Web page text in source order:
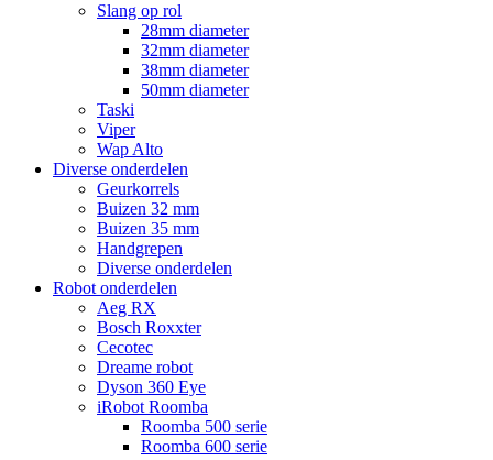
Slang op rol
28mm diameter
32mm diameter
38mm diameter
50mm diameter
Taski
Viper
Wap Alto
Diverse onderdelen
Geurkorrels
Buizen 32 mm
Buizen 35 mm
Handgrepen
Diverse onderdelen
Robot onderdelen
Aeg RX
Bosch Roxxter
Cecotec
Dreame robot
Dyson 360 Eye
iRobot Roomba
Roomba 500 serie
Roomba 600 serie